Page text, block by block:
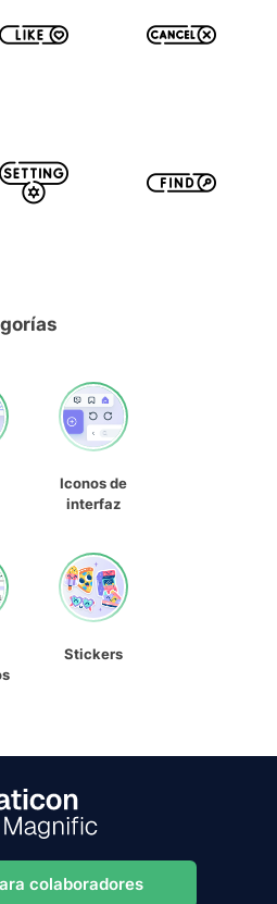
Iconos de
interfaz
Stickers
colaboradores